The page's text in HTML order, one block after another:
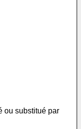
ou substitué par